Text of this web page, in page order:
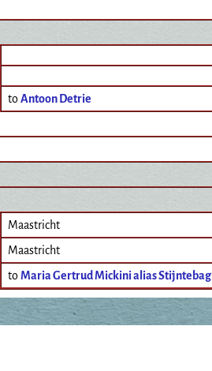
toAntoon Detrie
Maastricht
Maastricht
toMaria Gertrud Mickini alias Stijntebag